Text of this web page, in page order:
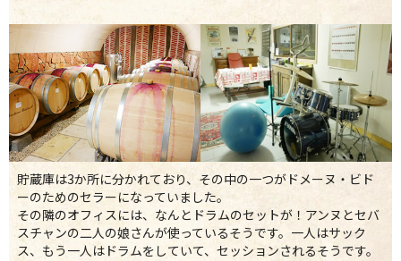
貯蔵庫は3か所に分かれており、その中の一つがドメーヌ・ビド
ーのためのセラーになっていました。
その隣のオフィスには、なんとドラムのセットが！アンヌとセバ
スチャンの二人の娘さんが使っているそうです。一人はサック
ス、もう一人はドラムをしていて、セッションされるそうです。